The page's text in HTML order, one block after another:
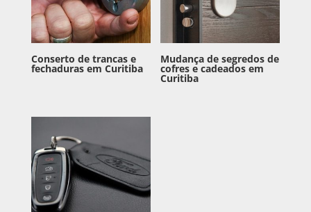
Conserto de trancas e
fechaduras em Curitiba
Mudança de segredos de
cofres e cadeados em
Curitiba